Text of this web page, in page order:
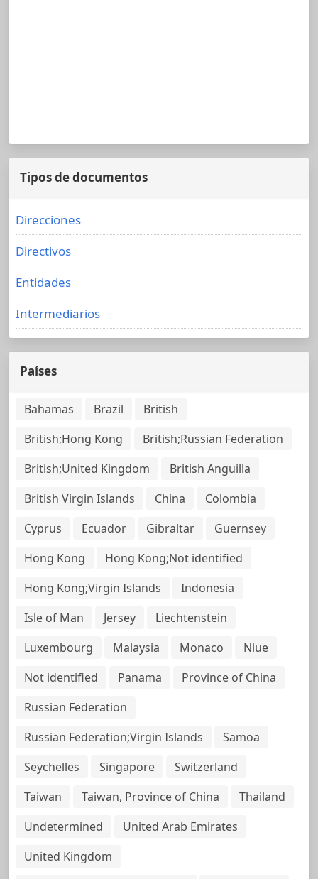
Tipos de documentos
Direcciones
Directivos
Entidades
Intermediarios
Países
Bahamas Brazil
British
British;Hong Kong
British;Russian Federation
British;United Kingdom
British Anguilla
British Virgin Islands
China
Colombia
Cyprus
Ecuador Gibraltar
Guernsey
Hong Kong
Hong Kong;Not identified
Hong Kong;Virgin Islands
Indonesia
Isle of Man
Jersey
Liechtenstein
Luxembourg
Malaysia Monaco
Niue
Not identified
Panama
Province of China
Russian Federation
Russian Federation;Virgin Islands
Samoa
Seychelles
Singapore
Switzerland
Taiwan
Taiwan, Province of China
Thailand
Undetermined
United Arab Emirates
United Kingdom